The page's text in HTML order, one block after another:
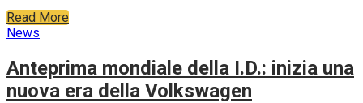
Read More
News
Anteprima mondiale della I.D.: inizia una
nuova era della Volkswagen